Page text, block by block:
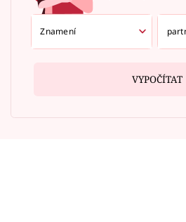
VYPOČÍTAT